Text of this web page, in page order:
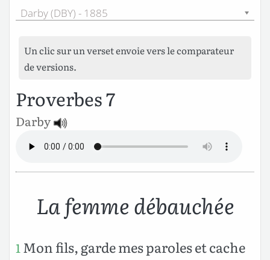
Darby (DBY) - 1885
Un clic sur un verset envoie vers le comparateur
de versions.
Proverbes 7
Darby
La femme débauchée
1 Mon fils, garde mes paroles et cache